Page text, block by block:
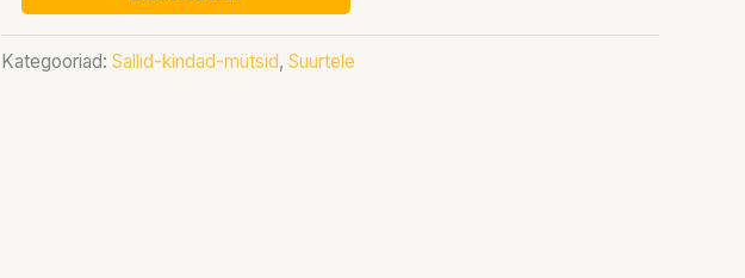
Kategooriad: Sallid-kindad-mütsid, Suurtele